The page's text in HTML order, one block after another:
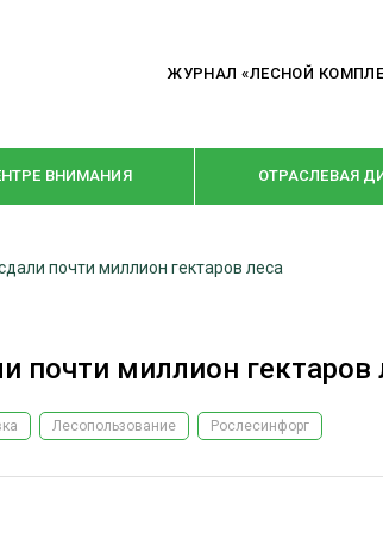
ЖУРНАЛ «ЛЕСНОЙ
ВНИМАНИЯ ОТРАСЛЕВАЯ
ДОМОСТРОЕНИЕ
КРУПНЫМ
ВЗГЛЯД
почти миллион гектаров леса
почти миллион гектаров
Лесопользование Рослесинфорг